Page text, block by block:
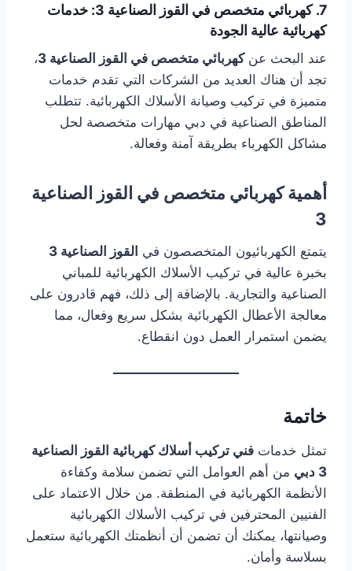
7. كهربائي متخصص في القوز الصناعية 3: خدمات
كهربائية عالية الجودة
عند البحث عنكهربائي متخصص في القوز الصناعية 3
،
تجد أن هناك العديد من الشركات التي تقدم خدمات
متميزة في تركيب وصيانة الأسلاك الكهربائية. تتطلب
المناطق الصناعية في دبي مهارات متخصصة لحل
مشاكل الكهرباء بطريقة آمنة وفعالة.
أهمية كهربائي متخصص في القوز الصناعية
3
يتمتع الكهربائيون المتخصصون في القوز الصناعية 3
بخبرة عالية في تركيب الأسلاك الكهربائية للمباني
الصناعية والتجارية. بالإضافة إلى ذلك، فهم قادرون على
معالجة الأعطال الكهربائية بشكل سريع وفعال، مما
يضمن استمرار العمل دون انقطاع.
خاتمة
تمثل خدمات فني تركيب أسلاك كهربائية القوز الصناعية
3 دبي
من أهم العوامل التي تضمن سلامة وكفاءة
الأنظمة الكهربائية في المنطقة. من خلال الاعتماد على
الفنيين المحترفين في تركيب الأسلاك الكهربائية
وصيانتها، يمكنك أن تضمن أن أنظمتك الكهربائية ستعمل
بسلاسة وأمان.